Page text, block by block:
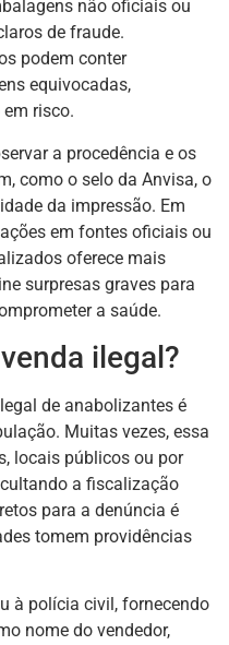
não oficiais ou
de fraude.
podem conter
equivocadas,
risco.
a procedência e os
como o selo da Anvisa, o
da impressão. Em
em fontes oficiais ou
oferece mais
surpresas graves para
a saúde.
ilegal?
de anabolizantes é
Muitas vezes, essa
locais públicos ou por
a fiscalização
para a denúncia é
tomem providências
à polícia civil, fornecendo
nome do vendedor,